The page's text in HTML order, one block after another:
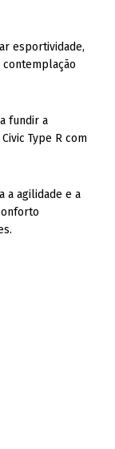
esportividade,
fundir a
Type R com
a agilidade e a